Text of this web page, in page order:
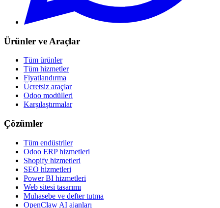
Ürünler ve Araçlar
Tüm ürünler
Tüm hizmetler
Fiyatlandırma
Ücretsiz araçlar
Odoo modülleri
Karşılaştırmalar
Çözümler
Tüm endüstriler
Odoo ERP hizmetleri
Shopify hizmetleri
SEO hizmetleri
Power BI hizmetleri
Web sitesi tasarımı
Muhasebe ve defter tutma
OpenClaw AI ajanları